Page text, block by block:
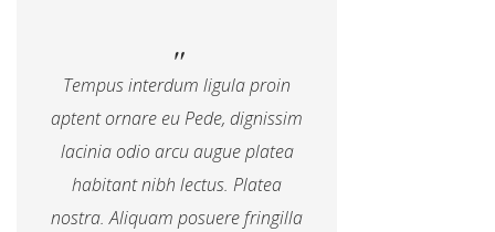
Tempus interdum ligula proin
aptent ornare eu Pede, dignissim
lacinia odio arcu augue platea
habitant nibh lectus. Platea
nostra. Aliquam posuere fringilla